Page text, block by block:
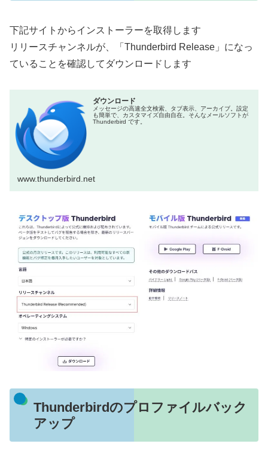
下記サイトからインストーラーを取得します
リリースチャンネルが、「Thunderbird Release」になっ
ていることを確認してダウンロードします
ダウンロード
メッセージの高速全文検索、タブ表示、アーカイブ。設定
も簡単で、カスタマイズ自由自在。そんなメールソフトが
Thunderbird です。
www.thunderbird.net
Thunderbirdのプロファイルバック
アップ